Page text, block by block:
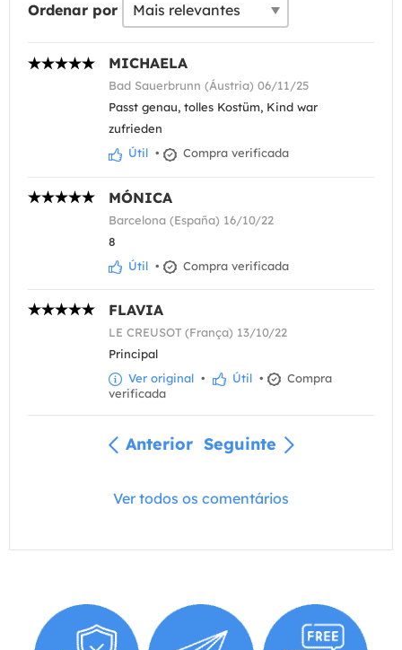
Ordenar por
MICHAELA
Bad Sauerbrunn (Áustria) 06/11/25
Passt genau, tolles Kostüm, Kind war
zufrieden
Útil • Compra verificada
MÓNICA
Barcelona (España) 16/10/22
8
Útil • Compra verificada
FLAVIA
LE CREUSOT (França) 13/10/22
Principal
Ver original • Útil •
Compra
verificada
Anterior Seguinte
Ver todos os comentários